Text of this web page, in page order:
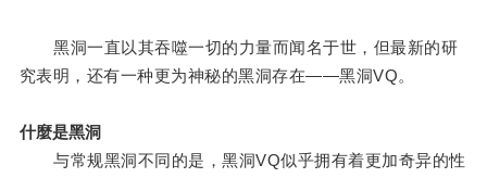
黑洞一直以其吞噬一切的力量而闻名于世，但最新的研
究表明，还有一种更为神秘的黑洞存在——黑洞VQ。
什麼是黑洞
与常规黑洞不同的是，黑洞VQ似乎拥有着更加奇异的性